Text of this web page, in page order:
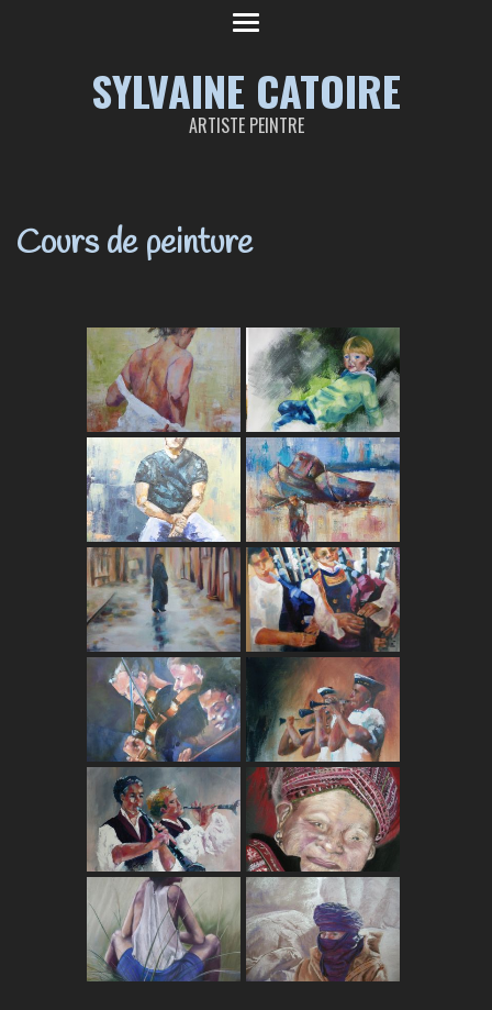
SYLVAINE CATOIRE
ARTISTE PEINTRE
Cours de peinture